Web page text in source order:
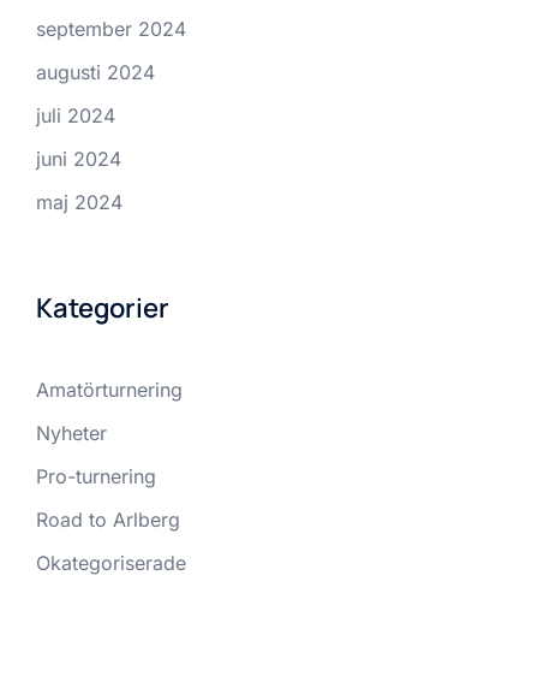
september 2024
augusti 2024
juli 2024
juni 2024
maj 2024
Kategorier
Amatörturnering
Nyheter
Pro-turnering
Road to Arlberg
Okategoriserade